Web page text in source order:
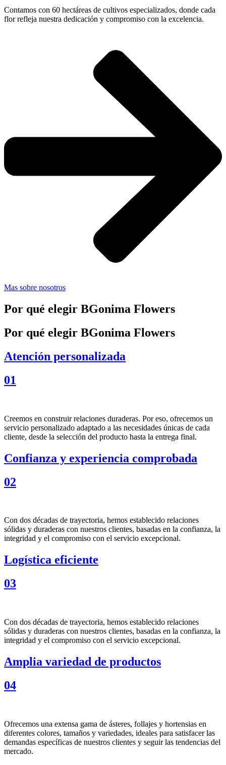
Contamos con 60 hectáreas de cultivos especializados, donde cada
flor refleja nuestra dedicación y compromiso con la excelencia.
Mas sobre nosotros
Por qué elegir BGonima Flowers
Por qué elegir BGonima Flowers
Atención personalizada
01
Creemos en construir relaciones duraderas. Por eso, ofrecemos un
servicio personalizado adaptado a las necesidades únicas de cada
cliente, desde la selección del producto hasta la entrega final.
Confianza y experiencia comprobada
02
Con dos décadas de trayectoria, hemos establecido relaciones
sólidas y duraderas con nuestros clientes, basadas en la confianza, la
integridad y el compromiso con el servicio excepcional.
Logística eficiente
03
Con dos décadas de trayectoria, hemos establecido relaciones
sólidas y duraderas con nuestros clientes, basadas en la confianza, la
integridad y el compromiso con el servicio excepcional.
Amplia variedad de productos
04
Ofrecemos una extensa gama de ásteres, follajes y hortensias en
diferentes colores, tamaños y variedades, ideales para satisfacer las
demandas específicas de nuestros clientes y seguir las tendencias del
mercado.